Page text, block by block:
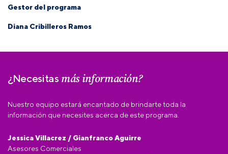
Gestor del programa
Diana Cribilleros Ramos
¿Necesitas más información?
Nuestro equipo estará encantado de brindarte toda la
información que necesites acerca de este programa.
Jessica Villacrez / Gianfranco Aguirre
Asesores Comerciales